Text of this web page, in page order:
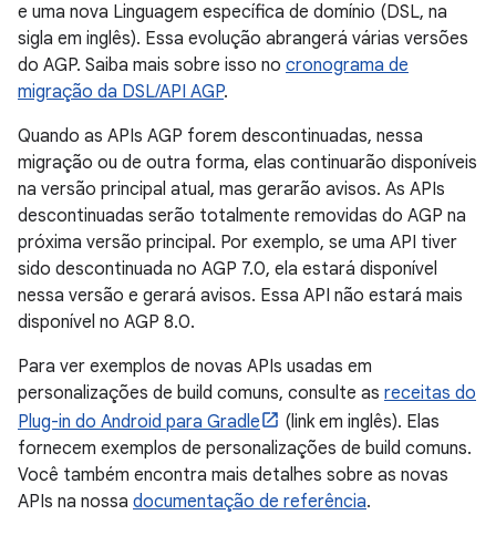
e uma nova Linguagem específica de domínio (DSL, na
sigla em inglês). Essa evolução abrangerá várias versões
do AGP. Saiba mais sobre isso no cronograma de
migração da DSL/API AGP.
Quando as APIs AGP forem descontinuadas, nessa
migração ou de outra forma, elas continuarão disponíveis
na versão principal atual, mas gerarão avisos. As APIs
descontinuadas serão totalmente removidas do AGP na
próxima versão principal. Por exemplo, se uma API tiver
sido descontinuada no AGP 7.0, ela estará disponível
nessa versão e gerará avisos. Essa API não estará mais
disponível no AGP 8.0.
Para ver exemplos de novas APIs usadas em
personalizações de build comuns, consulte as receitas do
Plug-in do Android para Gradle
(link em inglês). Elas
fornecem exemplos de personalizações de build comuns.
Você também encontra mais detalhes sobre as novas
APIs na nossa documentação de referência.